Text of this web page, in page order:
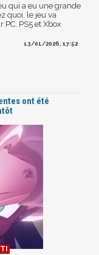
qui a eu une grande
quoi, le jeu va
PS5 et Xbox
13/01/2026, 17:52
ont été